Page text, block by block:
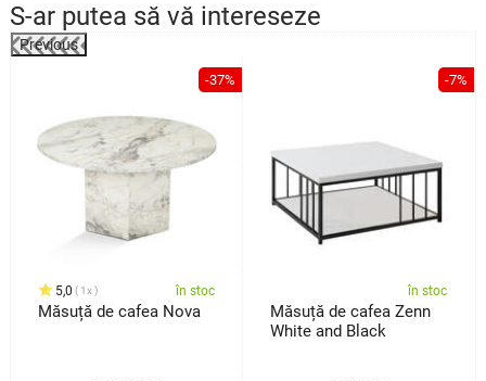
S-ar putea să vă intereseze
Previous
-37%
5,0 1x în stoc
Măsuță de cafea Nova
-7%
în stoc
Măsuță de cafea Zenn
White and Black